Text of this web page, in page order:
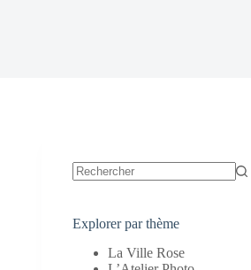
Explorer par thème
La Ville Rose